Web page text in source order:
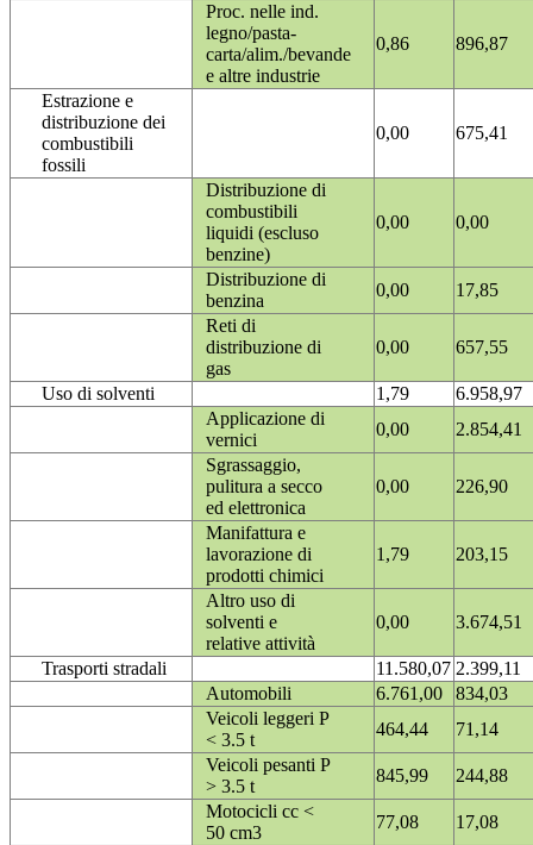
Proc. nelle ind.
legno/pasta-
carta/alim./bevande
e altre industrie
0,86 896,87
Estrazione e
distribuzione dei
combustibili
fossili
0,00 675,41
Distribuzione di
combustibili
liquidi (escluso
benzine)
0,00 0,00
Distribuzione di
benzina
0,00
17,85
Reti di
distribuzione di
gas
0,00 657,55
Uso di solventi 1,79
6.958,97
Applicazione di
vernici
0,00
2.854,41
Sgrassaggio,
pulitura a secco
ed elettronica
0,00 226,90
Manifattura e
lavorazione di
prodotti chimici
1,79 203,15
Altro uso di
solventi e
relative attività
0,00 3.674,51
Trasporti stradali 11.580,07 2.399,11
Automobili
6.761,00
834,03
Veicoli leggeri P
< 3.5 t
464,44
71,14
Veicoli pesanti P
> 3.5 t
845,99
244,88
Motocicli cc <
50 cm3
77,08
17,08